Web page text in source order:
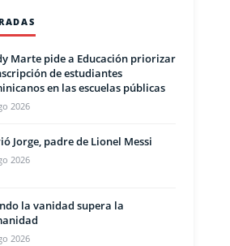
Marte pide a Educación priorizar
de estudiantes
en las escuelas públicas
2026
Jorge, padre de Lionel Messi
2026
la vanidad supera la
2026